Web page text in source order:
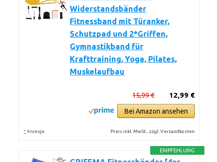
Widerstandsbänder
Fitnessband mit Türanker,
Schutzpad und 2*Griffen,
Gymnastikband für
Krafttraining, Yoga, Pilates,
Muskelaufbau
12,99 €
15,99 €
Bei Amazon ansehen
* Anzeige Preis inkl. MwSt., zzgl. Versandkosten
EMPFEHLUNG